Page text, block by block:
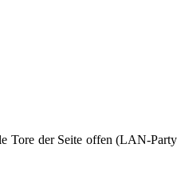
Tore der Seite offen (LAN-